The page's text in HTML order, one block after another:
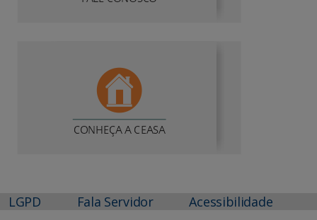
LGPD Fala Servidor Acessibilidade